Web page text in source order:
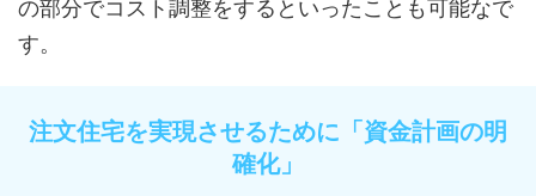
の部分でコスト調整をするといったことも可能なで
す。
注文住宅を実現させるために「資金計画の明
確化」